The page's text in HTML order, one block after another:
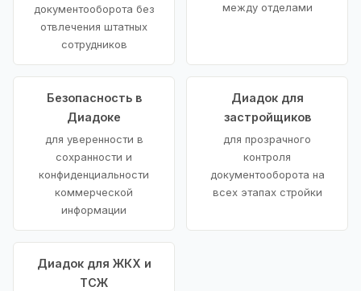
документооборота без
отвлечения штатных
сотрудников
между отделами
Безопасность в
Диадоке
для уверенности в
сохранности и
конфиденциальности
коммерческой
информации
Диадок для
застройщиков
для прозрачного
контроля
документооборота на
всех этапах стройки
Диадок для ЖКХ и
ТСЖ